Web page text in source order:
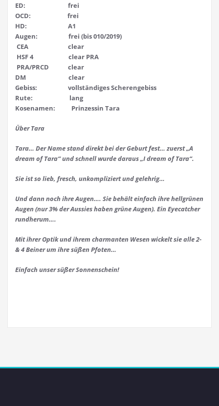
ED: frei
OCD: frei
HD: A1
Augen: frei (bis 010/2019)
CEA clear
HSF 4 clear PRA
PRA/PRCD clear
DM clear
Gebiss: vollständiges Scherengebiss
Rute: lang
Kosenamen: Prinzessin Tara
Über Tara
Tara… Der Name stand direkt bei der Geburt fest… zuerst „A
dream of Tara“ und schnell wurde daraus „I dream of Tara“.
Sie ist so lieb, fresch, unkompliziert und gelehrig…
Und dann noch ihre Augen…. Sie behält einfach ihre hellgrünen
Augen (nur 3% der Aussies haben grüne Augen). Ein Eyecatcher
rundherum….
Mit ihrer Optik und ihrem charmanten Wesen wickelt sie alle 2-
& 4 Beiner um ihre süßen Pfoten…
Einfach unser süßer Sonnenschein!